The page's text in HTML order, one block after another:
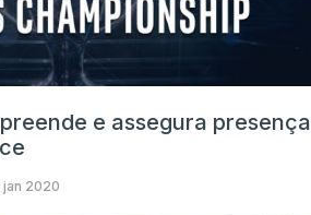
e assegura presença
jan 2020